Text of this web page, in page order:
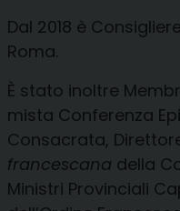
Dal 2018 è
Roma.
È stato inoltre
mista Conferenza
Consacrata,
francescana della
Ministri Provinciali